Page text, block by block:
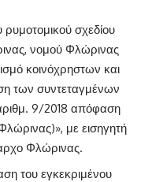
σχεδίου
νομού Φλώρινας
κοινόχρηστων και
των συντεταγμένων
9/2018 απόφαση
με εισηγητή
Φλώρινας.
του εγκεκριμένου